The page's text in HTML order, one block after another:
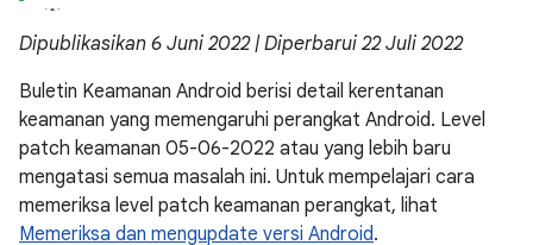
Dipublikasikan 6 Juni 2022 | Diperbarui 22 Juli 2022
Buletin Keamanan Android berisi detail kerentanan
keamanan yang memengaruhi perangkat Android. Level
patch keamanan 05-06-2022 atau yang lebih baru
mengatasi semua masalah ini. Untuk mempelajari cara
memeriksa level patch keamanan perangkat, lihat
Memeriksa dan mengupdate versi Android.